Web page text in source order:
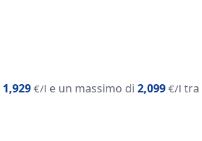
1,929 €/l e un massimo di 2,099 €/l tra